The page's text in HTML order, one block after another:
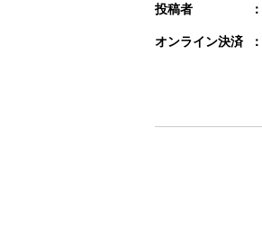
投稿者 ：
オンライン決済 ：